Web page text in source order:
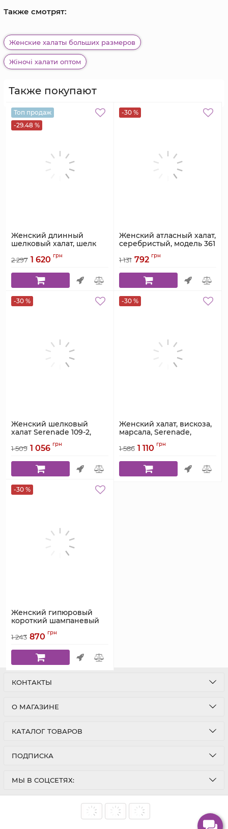
Также смотрят:
Женские халаты больших размеров
Жіночі халати оптом
Также покупают
Топ продаж
-29.48 %
Женский длинный
шелковый халат, шелк
Serenade, модель 2281
2 297 1 620 грн
-30 %
Женский атласный халат,
серебристый, модель 361
361
1 131 792 грн
-30 %
Женский шелковый
халат Serenade 109-2,
Артикул:109-2
1 509 1 056 грн
-30 %
Женский халат, вискоза,
марсала, Serenade,
Артикул: 5516Н
1 586 1 110 грн
-30 %
Женский гипюровый
короткий шампаневый
Артикул:541
1 243 870 грн
КОНТАКТЫ
О МАГАЗИНЕ
КАТАЛОГ ТОВАРОВ
ПОДПИСКА
МЫ В СОЦСЕТЯХ: